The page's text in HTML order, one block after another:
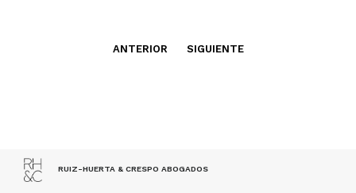
ANTERIOR SIGUIENTE
RUIZ-HUERTA & CRESPO ABOGADOS